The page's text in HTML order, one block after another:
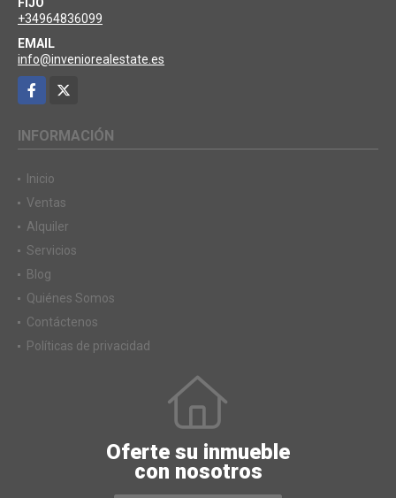
+34964836099
EMAIL
info@inveniorealestate.es
Facebook
INFORMACIÓN
Inicio
Ventas
Alquiler
Servicios
Blog
Quiénes Somos
Contáctenos
Políticas de privacidad
Oferte su inmueble
con nosotros